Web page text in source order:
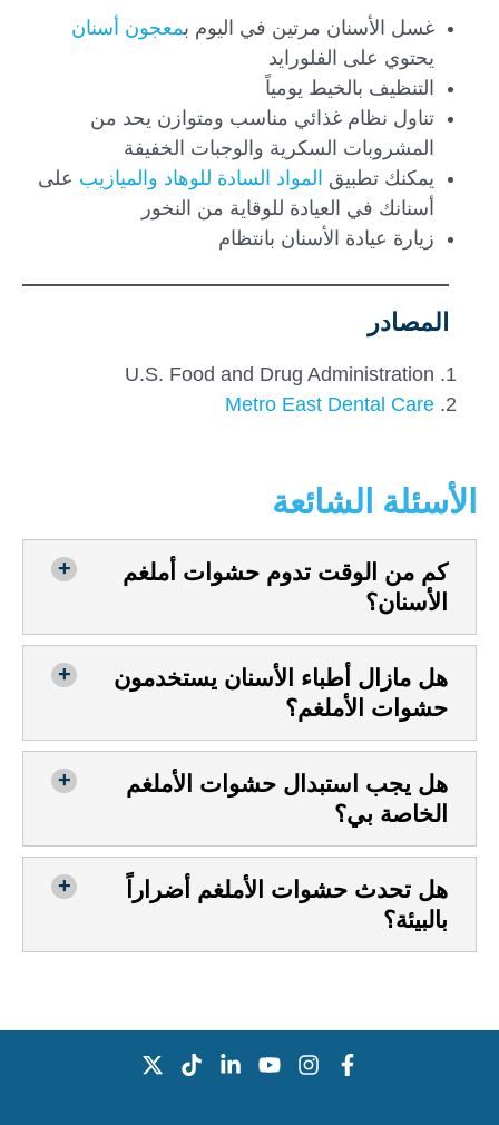
غسل الأسنان مرتين في اليوم بمعجون أسنان
يحتوي على الفلورايد
التنظيف بالخيط يومياً
تناول نظام غذائي مناسب ومتوازن يحد من
المشروبات السكرية والوجبات الخفيفة
يمكنك تطبيق المواد السادة للوهاد والميازيب على
أسنانك في العيادة للوقاية من النخور
زيارة عيادة الأسنان بانتظام
المصادر
U.S. Food and Drug Administration
Metro East Dental Care
الأسئلة الشائعة
كم من الوقت تدوم حشوات أملغم
الأسنان؟
هل مازال أطباء الأسنان يستخدمون
حشوات الأملغم؟
هل يجب استبدال حشوات الأملغم
الخاصة بي؟
هل تحدث حشوات الأملغم أضراراً
بالبيئة؟